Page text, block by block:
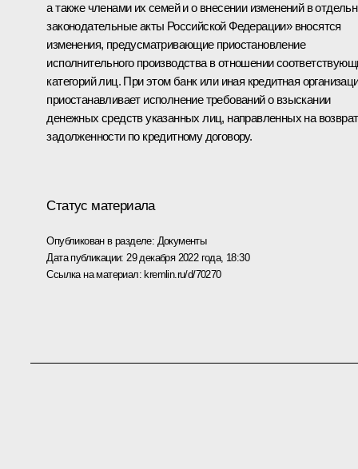
а также членами их семей и о внесении изменений в
законодательные акты Российской Федерации» вносятся
изменения, предусматривающие приостановление
исполнительного производства в отношении
категорий лиц. При этом банк или иная кредитная
приостанавливает исполнение требований о взыскании
денежных средств указанных лиц, направленных на возврат
задолженности по кредитному договору.
Статус материала
Опубликован в разделе: Документы
Дата публикации: 29 декабря 2022 года, 18:30
Ссылка на материал: kremlin.ru/d/70270